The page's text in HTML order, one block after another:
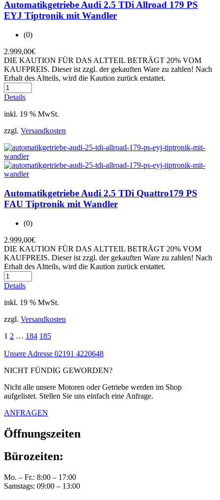
Automatikgetriebe Audi 2.5 TDi Allroad 179 PS
EYJ Tiptronik mit Wandler
(0)
2.999,00€
DIE KAUTION FÜR DAS ALTTEIL BETRÄGT 20% VOM
KAUFPREIS. Dieser ist zzgl. der gekauften Ware zu zahlen! Nach
Erhalt des Altteils, wird die Kaution zurück erstattet.
Details
inkl. 19 % MwSt.
zzgl. Versandkosten
Automatikgetriebe Audi 2.5 TDi Quattro179 PS
FAU Tiptronik mit Wandler
(0)
2.999,00€
DIE KAUTION FÜR DAS ALTTEIL BETRÄGT 20% VOM
KAUFPREIS. Dieser ist zzgl. der gekauften Ware zu zahlen! Nach
Erhalt des Altteils, wird die Kaution zurück erstattet.
Details
inkl. 19 % MwSt.
zzgl. Versandkosten
1 2 … 184 185
Unsere Adresse 02191 4220648
NICHT FÜNDIG GEWORDEN?
Nicht alle unsere Motoren oder Getriebe werden im Shop
aufgelistet. Stellen Sie uns einfach eine Anfrage.
ANFRAGEN
Öffnungszeiten
Bürozeiten:
Mo. – Fr.: 8:00 – 17:00
Samstags: 09:00 – 13:00